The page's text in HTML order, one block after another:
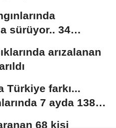
sürüyor.. 34
arızalanan
Türkiye farkı...
7 ayda 138,7
68 kişi